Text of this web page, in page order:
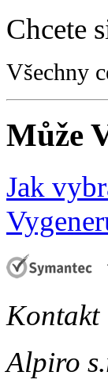
Chcete
Všechny
Může
Jak
Kontakt
Alpiro